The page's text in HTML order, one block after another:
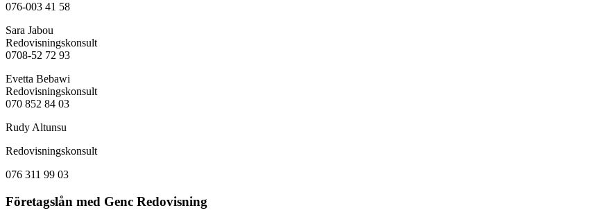
076-003 41 58
Sara Jabou
Redovisningskonsult
0708-52 72 93
Evetta Bebawi
Redovisningskonsult
070 852 84 03
Rudy Altunsu
Redovisningskonsult
076 311 99 03
Företagslån med Genc Redovisning